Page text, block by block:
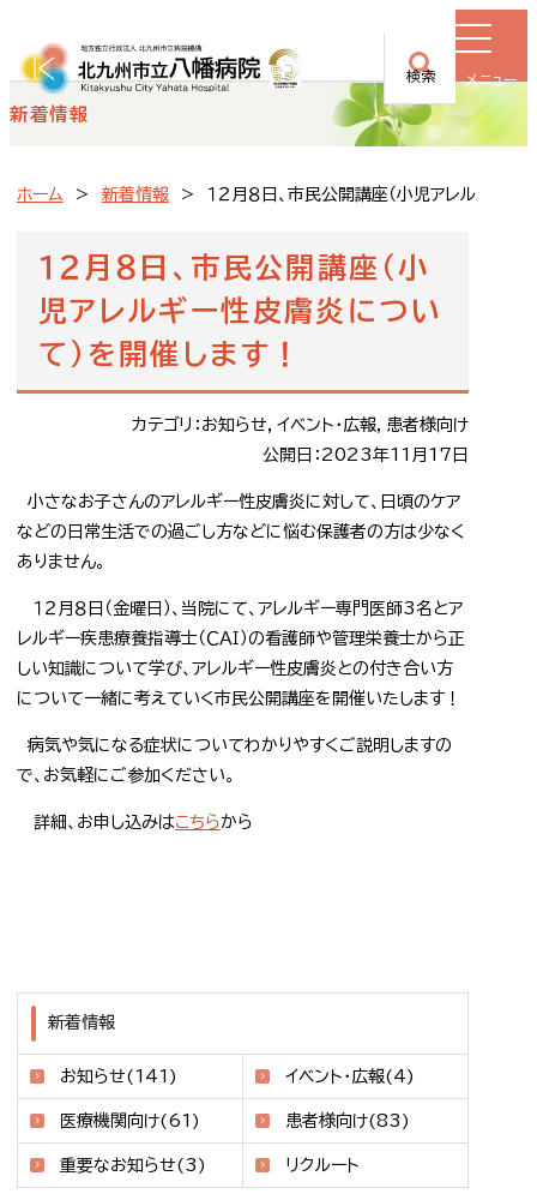
検索 メニュー
新着情報
ホーム 新着情報 １２月８日、市民公開講座（小児アレルギー
新着情報
お知らせ(141) イベント・広報(4)
医療機関向け(61) 患者様向け(83)
重要なお知らせ(3) リクルート
１２月８日、市民公開講座（小
児アレルギー性皮膚炎につい
て）を開催します！
カテゴリ：お知らせ，イベント・広報，患者様向け
公開日：2023年11月17日
小さなお子さんのアレルギー性皮膚炎に対して、日頃のケア
などの日常生活での過ごし方などに悩む保護者の方は少なく
ありません。
１２月８日（金曜日）、当院にて、アレルギー専門医師3名とア
レルギー疾患療養指導士（ＣＡＩ）の看護師や管理栄養士から正
しい知識について学び、アレルギー性皮膚炎との付き合い方
について一緒に考えていく市民公開講座を開催いたします！
病気や気になる症状についてわかりやすくご説明しますの
で、お気軽にご参加ください。
詳細、お申し込みはこちらから